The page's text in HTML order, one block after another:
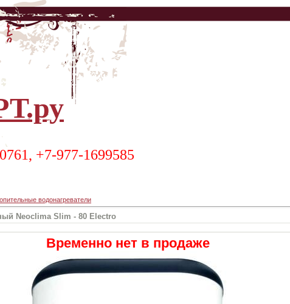
+7-977-1699585
водонагреватели
Neoclima Slim - 80 Electro
Временно нет в продаже